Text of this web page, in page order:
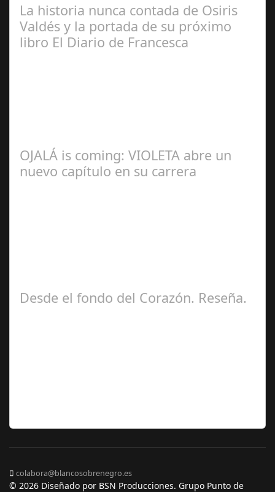
La historia nunca contada de Osiris
Valdés y la portada de su próximo
libro El Diario de Francesca
OJALÁ is coming: VIOLETA abre un
nuevo capítulo en su carrera
Desde el fondo del Corazón. Reseña.
colabora@blancosobrenegro.es
© 2026 Diseñado por BSN Producciones. Grupo Punto de